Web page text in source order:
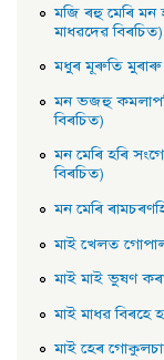
মজি ৰহু মেৰি মন
মাধৱদেৱ বিৰচিত)
মধুৰ মূৰুতি মুৰাৰু
মন ভজহু
বিৰচিত)
মন মেৰি হৰি
বিৰচিত)
মন মেৰি
মাই খেলত
মাই মাই ভুষণ
মাই মাধৱ বিৰহে
মাই হেৰ